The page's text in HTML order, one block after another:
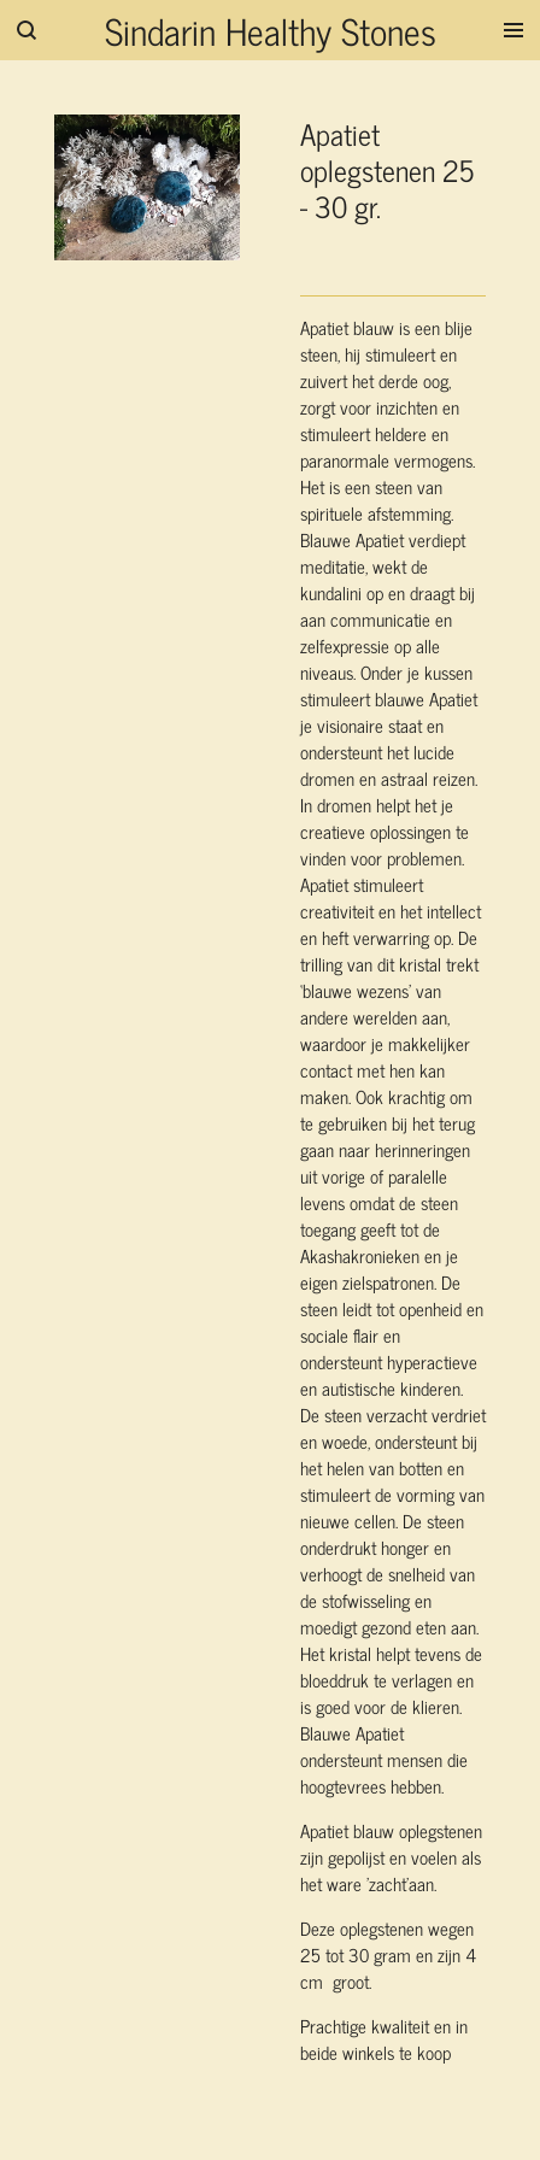
Ga
hoofdinhoud
Sindarin Healthy Stones
Apatiet
oplegstenen 25
- 30 gr.
Apatiet blauw is een blije
steen, hij stimuleert en
zuivert het derde oog,
zorgt voor inzichten en
stimuleert heldere en
paranormale vermogens.
Het is een steen van
spirituele afstemming.
Blauwe Apatiet verdiept
meditatie, wekt de
kundalini op en draagt bij
aan communicatie en
zelfexpressie op alle
niveaus. Onder je kussen
stimuleert blauwe Apatiet
je visionaire staat en
ondersteunt het lucide
dromen en astraal reizen.
In dromen helpt het je
creatieve oplossingen te
vinden voor problemen.
Apatiet stimuleert
creativiteit en het intellect
en heft verwarring op. De
trilling van dit kristal trekt
‘blauwe wezens’ van
andere werelden aan,
waardoor je makkelijker
contact met hen kan
maken. Ook krachtig om
te gebruiken bij het terug
gaan naar herinneringen
uit vorige of paralelle
levens omdat de steen
toegang geeft tot de
Akashakronieken en je
eigen zielspatronen. De
steen leidt tot openheid en
sociale flair en
ondersteunt hyperactieve
en autistische kinderen.
De steen verzacht verdriet
en woede, ondersteunt bij
het helen van botten en
stimuleert de vorming van
nieuwe cellen. De steen
onderdrukt honger en
verhoogt de snelheid van
de stofwisseling en
moedigt gezond eten aan.
Het kristal helpt tevens de
bloeddruk te verlagen en
is goed voor de klieren.
Blauwe Apatiet
ondersteunt mensen die
hoogtevrees hebben.
Apatiet blauw oplegstenen
zijn gepolijst en voelen als
het ware 'zacht'aan.
Deze oplegstenen wegen
25 tot 30 gram en zijn 4
cm groot.
Prachtige kwaliteit en in
beide winkels te koop